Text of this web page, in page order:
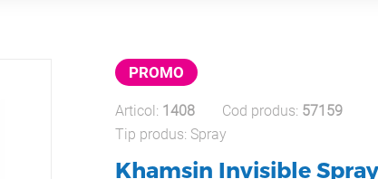
PROMO
Articol: 1408 Cod produs: 57159
Tip produs: Spray
Khamsin Invisible